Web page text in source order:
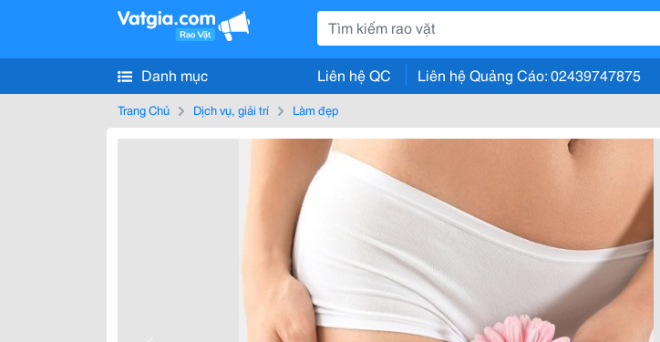
Danh mục Liên hệ QC Liên hệ Quảng Cáo: 02439747875
Trang Chủ Dịch vụ, giải trí Làm đẹp